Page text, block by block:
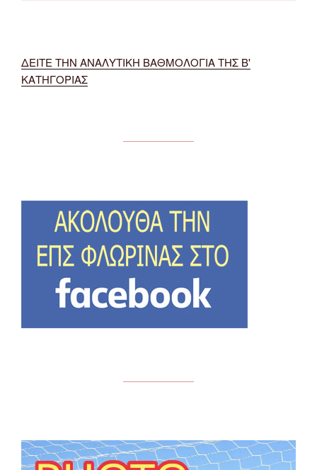
ΔΕΙΤΕ ΤΗΝ ΑΝΑΛΥΤΙΚΗ ΒΑΘΜΟΛΟΓΙΑ ΤΗΣ Β'
ΚΑΤΗΓΟΡΙΑΣ